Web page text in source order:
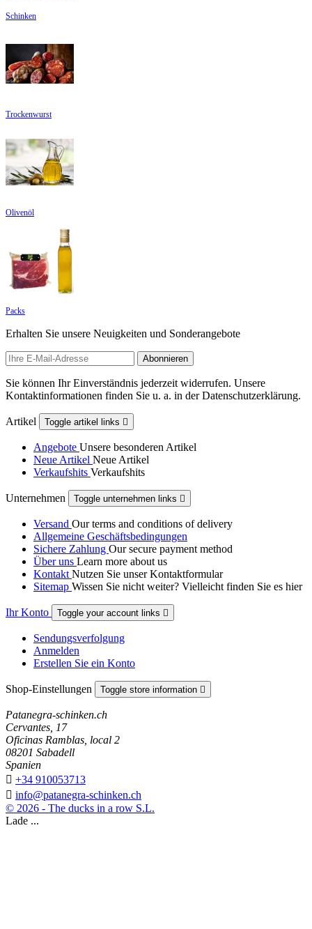
Schinken
Trockenwurst
Olivenöl
Packs
Erhalten Sie unsere Neuigkeiten und Sonderangebote
Sie können Ihr Einverständnis jederzeit widerrufen. Unsere
Kontaktinformationen finden Sie u. a. in der Datenschutzerklärung.
Artikel Toggle artikel links 
Angebote Unsere besonderen Artikel
Neue Artikel Neue Artikel
Verkaufshits Verkaufshits
Unternehmen Toggle unternehmen links 
Versand Our terms and conditions of delivery
Allgemeine Geschäftsbedingungen
Sichere Zahlung Our secure payment method
Über uns Learn more about us
Kontakt Nutzen Sie unser Kontaktformular
Sitemap Wissen Sie nicht weiter? Vielleicht finden Sie es hier
Ihr Konto Toggle your account links 
Sendungsverfolgung
Anmelden
Erstellen Sie ein Konto
Shop-Einstellungen Toggle store information 
Patanegra-schinken.ch
Cervantes, 17
Oficinas Ramblas, local 2
08201 Sabadell
Spanien
 +34 910053713
 info@patanegra-schinken.ch
© 2026 - The ducks in a row S.L.
Lade ...